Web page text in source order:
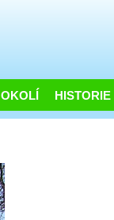
OKOLÍ HISTORIE